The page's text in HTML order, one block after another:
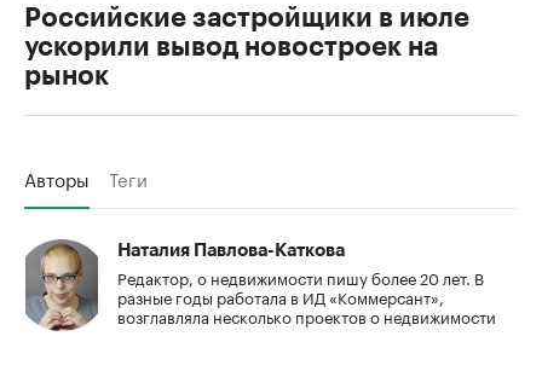
Российские застройщики в июле
ускорили вывод новостроек на
рынок
Авторы Теги
Наталия Павлова-Каткова
Редактор, о недвижимости пишу более 20 лет. В
разные годы работала в ИД «Коммерсант»,
возглавляла несколько проектов о недвижимости